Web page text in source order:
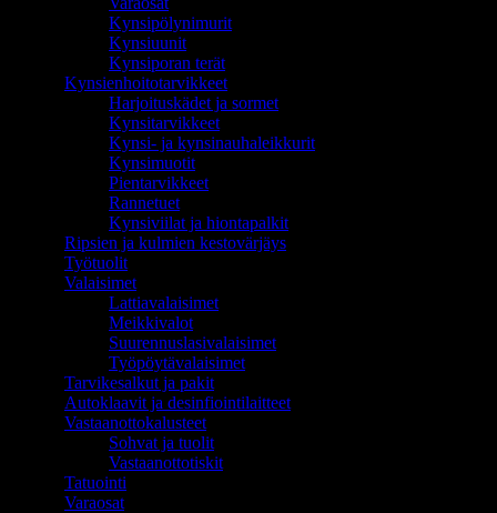
Kynsipölynimurit
Kynsiuunit
Kynsiporan terät
Kynsienhoitotarvikkeet
Harjoituskädet ja sormet
Kynsitarvikkeet
Kynsi- ja kynsinauhaleikkurit
Kynsimuotit
Pientarvikkeet
Rannetuet
Kynsiviilat ja hiontapalkit
Ripsien ja kulmien kestovärjäys
Työtuolit
Valaisimet
Lattiavalaisimet
Meikkivalot
Suurennuslasivalaisimet
Työpöytävalaisimet
Tarvikesalkut ja pakit
Autoklaavit ja desinfiointilaitteet
Vastaanottokalusteet
Sohvat ja tuolit
Vastaanottotiskit
Tatuointi
Varaosat